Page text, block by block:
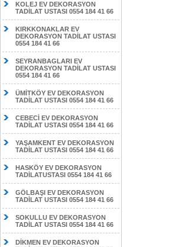
KOLEJ EV DEKORASYON
TADİLAT USTASI 0554 184 41 66
KIRKKONAKLAR EV
DEKORASYON TADİLAT USTASI
0554 184 41 66
SEYRANBAGLARI EV
DEKORASYON TADİLAT USTASI
0554 184 41 66
ÜMİTKÖY EV DEKORASYON
TADİLAT USTASI 0554 184 41 66
CEBECİ EV DEKORASYON
TADİLAT USTASI 0554 184 41 66
YAŞAMKENT EV DEKORASYON
TADİLAT USTASI 0554 184 41 66
HASKÖY EV DEKORASYON
TADİLATUSTASI 0554 184 41 66
GÖLBAŞI EV DEKORASYON
TADİLAT USTASI 0554 184 41 66
SOKULLU EV DEKORASYON
TADİLAT USTASI 0554 184 41 66
DİKMEN EV DEKORASYON